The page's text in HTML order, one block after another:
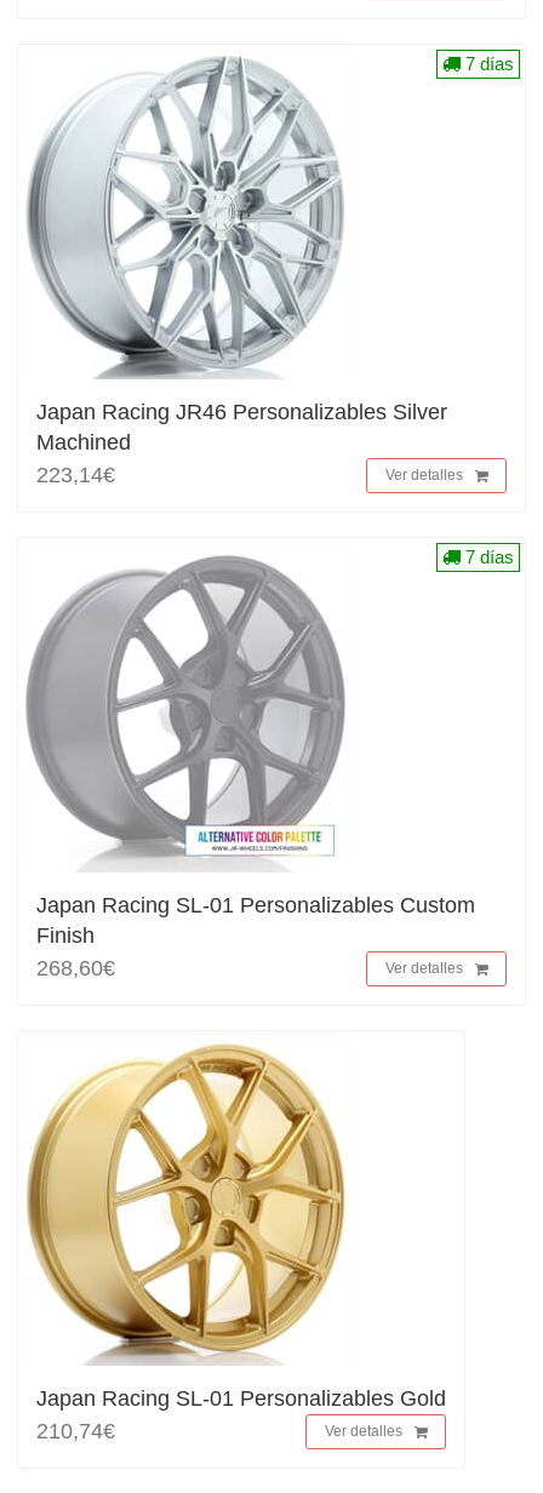
Japan Racing JR46 Personalizables Silver
Machined
223,14€
Ver detalles
7 días
Japan Racing SL-01 Personalizables Custom
Finish
268,60€
Ver detalles
7 días
Japan Racing SL-01 Personalizables Gold
210,74€
Ver detalles